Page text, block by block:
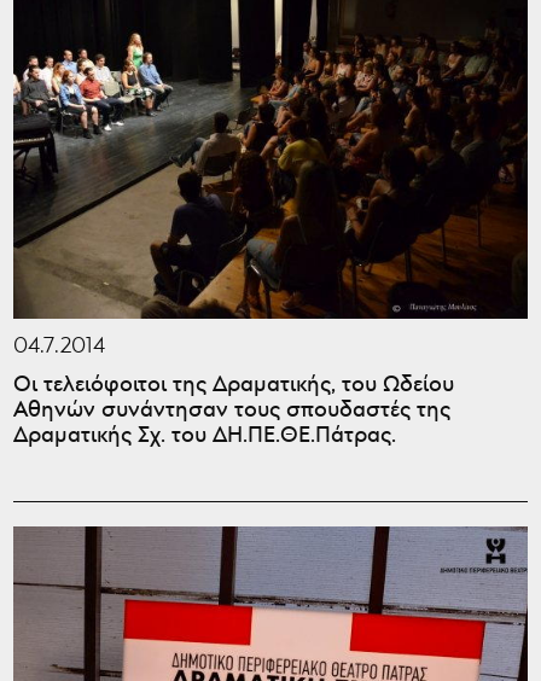
04.7.2014
Οι τελειόφοιτοι της Δραματικής, του Ωδείου
Αθηνών συνάντησαν τους σπουδαστές της
Δραματικής Σχ. του ΔΗ.ΠΕ.ΘΕ.Πάτρας.